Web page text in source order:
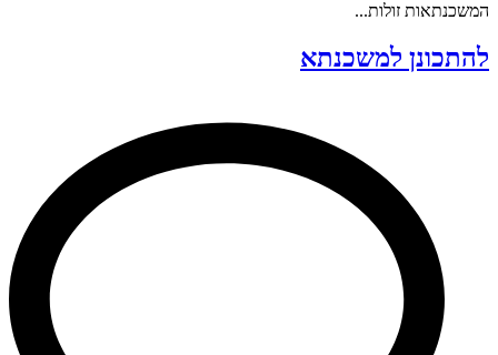
המשכנתאות זולות...
להתכונן למשכנתא